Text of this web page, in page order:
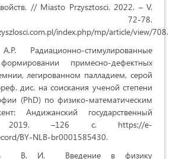
// Miasto Przysztosci. 2022. – V.
72-78.
index.php/mp/article/view/708.
Радиационно-стимулированные
примесно-дефектных
легированном палладием, серой
дис. на соискания ученой степени
(PhD) по физико-математическим
Андижанский государственный
2019. –126 с. https://e-
BY-NLB-br0001585430.
В. И. Введение в физику